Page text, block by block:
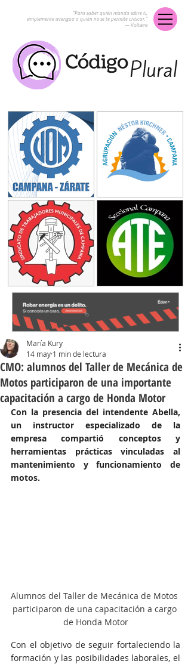
“Para saber quién manda sobre ti,
simplemente averigua a quién no se te permite criticar.”
― Voltaire
CMO: alumnos del Taller de Mecánica de
Motos participaron de una importante
capacitación a cargo de Honda Motor
María Kury
14 may 1 min de lectura
Con la presencia del intendente Abella,
un instructor especializado de la
empresa compartió conceptos y
herramientas prácticas vinculadas al
mantenimiento y funcionamiento de
motos.
Alumnos del Taller de Mecánica de Motos
participaron de una capacitación a cargo
de Honda Motor
Con el objetivo de seguir fortaleciendo la
formación y las posibilidades laborales, el